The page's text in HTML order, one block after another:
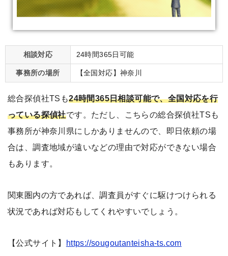
相談対応 24時間365日可能
事務所の場所 【全国対応】神奈川
総合探偵社TSも24時間365日相談可能で、全国対応を行
っている探偵社です。ただし、こちらの総合探偵社TSも
事務所が神奈川県にしかありませんので、即日依頼の場
合は、調査地域が遠いなどの理由で対応ができない場合
もあります。
関東圏内の方であれば、調査員がすぐに駆けつけられる
状況であれば対応もしてくれやすいでしょう。
【公式サイト】 https://sougoutanteisha-ts.com